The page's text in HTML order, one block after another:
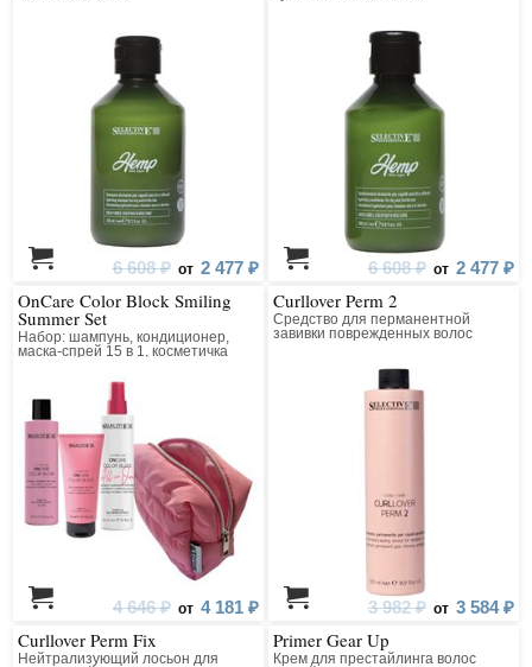
6 608 ₽ от 2 477 ₽ 6 608 ₽ от 2 477 ₽
OnCare Color Block Smiling
Summer Set
Набор: шампунь, кондиционер,
маска-спрей 15 в 1, косметичка
4 646 ₽ от 4 181 ₽
Curllover Perm 2
Средство для перманентной
завивки поврежденных волос
3 982 ₽ от 3 584 ₽
Curllover Perm Fix
Нейтрализующий лосьон для
Primer Gear Up
Крем для престайлинга волос